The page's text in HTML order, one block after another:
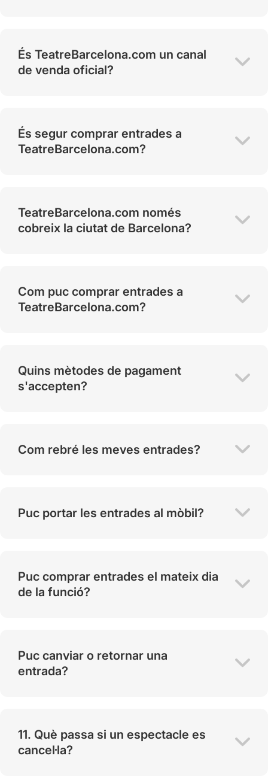
És TeatreBarcelona.com un canal
de venda oficial?
És segur comprar entrades a
TeatreBarcelona.com?
TeatreBarcelona.com només
cobreix la ciutat de Barcelona?
Com puc comprar entrades a
TeatreBarcelona.com?
Quins mètodes de pagament
s'accepten?
Com rebré les meves entrades?
Puc portar les entrades al mòbil?
Puc comprar entrades el mateix dia
de la funció?
Puc canviar o retornar una
entrada?
11. Què passa si un espectacle es
cancel·la?